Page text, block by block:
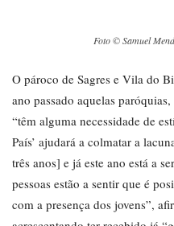
Foto © Samuel
O pároco de Sagres e Vila do
ano passado aquelas
“têm alguma necessidade de
País’ ajudará a colmatar a
três anos] e já este ano está a
pessoas estão a sentir que é
com a presença dos jovens”,